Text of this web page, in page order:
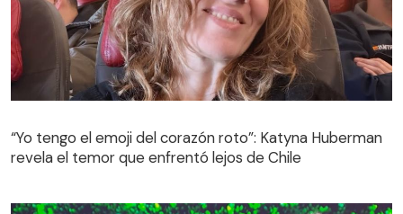
“Yo tengo el emoji del corazón roto”: Katyna Huberman
revela el temor que enfrentó lejos de Chile